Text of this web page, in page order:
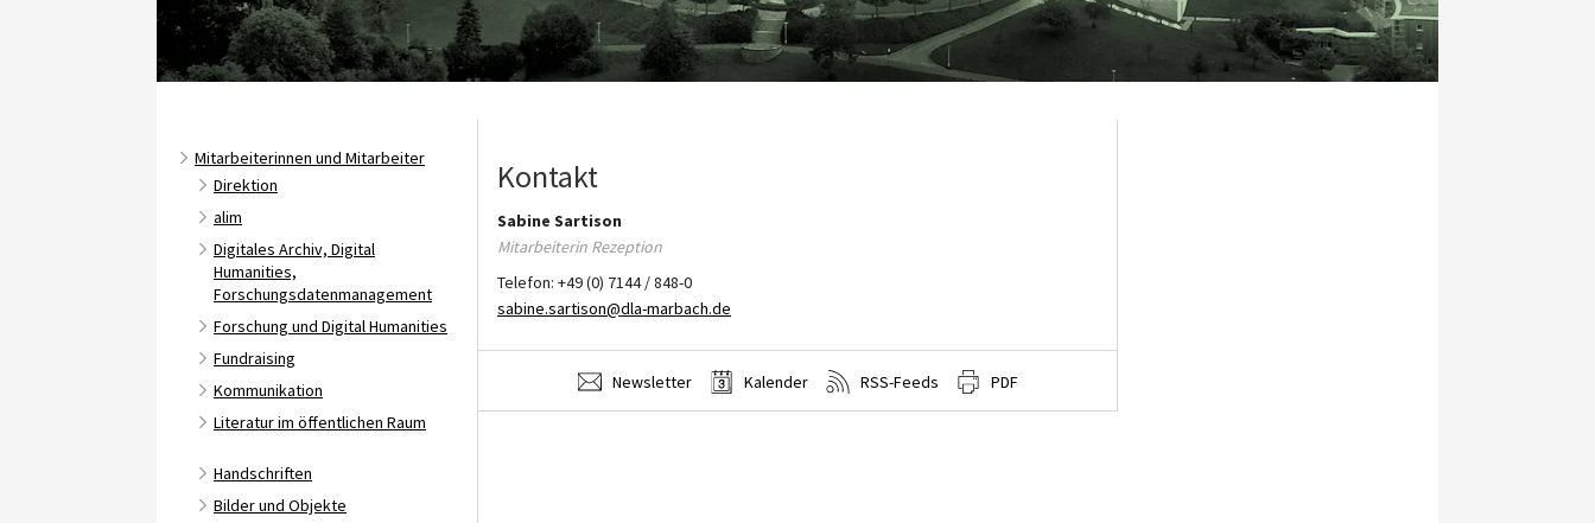
Mitarbeiterinnen und Mitarbeiter
Direktion
alim
Digitales Archiv, Digital
Humanities,
Forschungsdatenmanagement
Forschung und Digital Humanities
Fundraising
Kommunikation
Literatur im öffentlichen Raum
Handschriften
Bilder und Objekte
Kontakt
Sabine Sartison
Mitarbeiterin Rezeption
Telefon: +49 (0) 7144 / 848-0
sabine.sartison@dla-marbach.de
Newsletter Kalender RSS-Feeds PDF